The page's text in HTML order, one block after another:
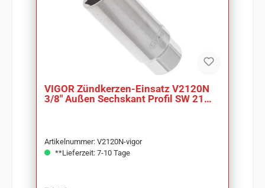
VIGOR Zündkerzen-Einsatz V2120N
3/8" Außen Sechskant Profil SW 21
Artikelnummer: V2120N-vigor
**Lieferzeit: 7-10 Tage